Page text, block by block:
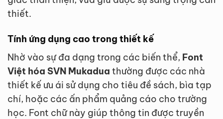
thiết.
Tính ứng dụng cao trong thiết kế
Nhờ vào sự đa dạng trong các biến thể, Font
Việt hóa SVN Mukadua thường được các nhà
thiết kế ưu ái sử dụng cho tiêu đề sách, bìa tạp
chí, hoặc các ấn phẩm quảng cáo cho trường
học. Font chữ này giúp thông tin được truyền